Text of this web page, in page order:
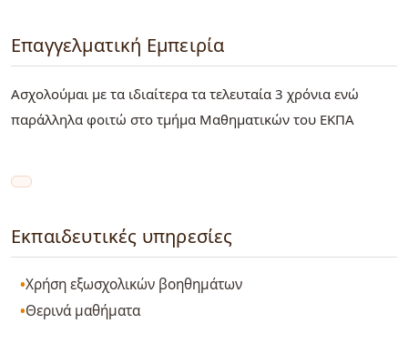
Επαγγελματική Εμπειρία
Ασχολούμαι με τα ιδιαίτερα τα τελευταία 3 χρόνια ενώ
παράλληλα φοιτώ στο τμήμα Μαθηματικών του ΕΚΠΑ
Εκπαιδευτικές υπηρεσίες
Χρήση εξωσχολικών βοηθημάτων
Θερινά μαθήματα